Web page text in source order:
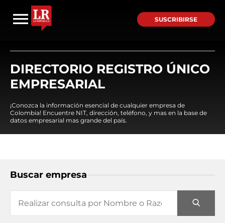
SUSCRIBIRSE
DIRECTORIO REGISTRO ÚNICO
EMPRESARIAL
¡Conozca la información esencial de cualquier empresa de
Colombia! Encuentre NIT, dirección, teléfono, y mas en la base de
datos empresarial mas grande del país.
Buscar empresa